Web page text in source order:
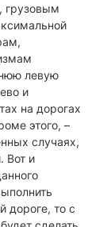
грузовым
левую
и
на дорогах
этого, –
случаях,
Вот и
дороге, то с